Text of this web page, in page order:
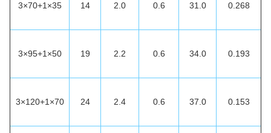
3×70+1×35 14 2.0 0.6 31.0 0.268
3×95+1×50 19 2.2 0.6 34.0 0.193
3×120+1×70 24 2.4 0.6 37.0 0.153